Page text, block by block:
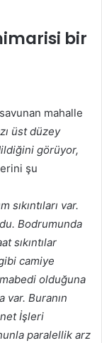
bir
mahalle
üst düzey
görüyor,
şu
sıkıntıları var.
Bodrumunda
sıkıntılar
camiye
olduğuna
var. Buranın
İşleri
paralellik arz